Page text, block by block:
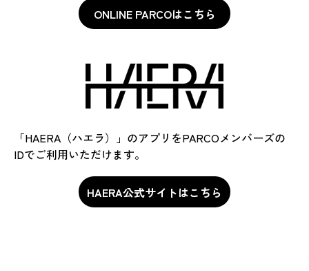
ONLINE PARCOはこちら
ONLINE PARCOはこちら
「HAERA（ハエラ）」のアプリをPARCOメンバーズの
IDでご利用いただけます。
HAERA公式サイトはこちら
HAERA公式サイトはこちら